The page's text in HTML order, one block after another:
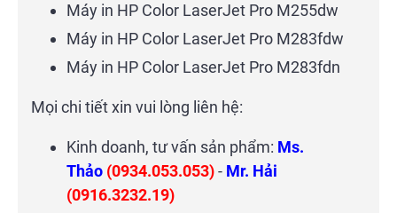
Máy in HP Color LaserJet Pro M255dw
Máy in HP Color LaserJet Pro M283fdw
Máy in HP Color LaserJet Pro M283fdn
Mọi chi tiết xin vui lòng liên hệ:
Kinh doanh, tư vấn sản phẩm: Ms.
Thảo (0934.053.053)- Mr. Hải
(0916.3232.19)